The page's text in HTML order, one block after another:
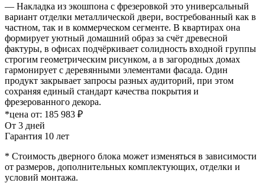
— Накладка из экошпона с фрезеровкой это универсальный
вариант отделки металлической двери, востребованный как в
частном, так и в коммерческом сегменте. В квартирах она
формирует уютный домашний образ за счёт древесной
фактуры, в офисах подчёркивает солидность входной группы
строгим геометрическим рисунком, а в загородных домах
гармонирует с деревянными элементами фасада. Один
продукт закрывает запросы разных аудиторий, при этом
сохраняя единый стандарт качества покрытия и
фрезерованного декора.
*цена от: 185 983 ₽
От 3 дней
Гарантия 10 лет
* Стоимость дверного блока может изменяться в зависимости
от размеров, дополнительных комплектующих, отделки и
условий монтажа.